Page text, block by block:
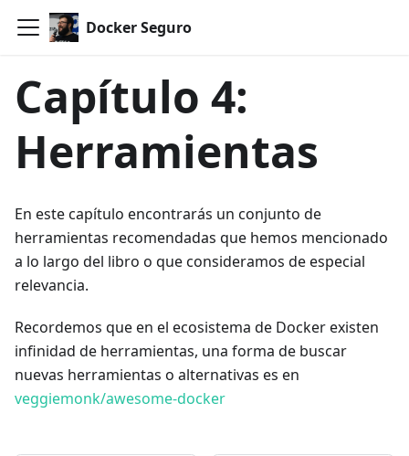
Docker Seguro
Capítulo 4:
Herramientas
En este capítulo encontrarás un conjunto de
herramientas recomendadas que hemos mencionado
a lo largo del libro o que consideramos de especial
relevancia.
Recordemos que en el ecosistema de Docker existen
infinidad de herramientas, una forma de buscar
nuevas herramientas o alternativas es en
veggiemonk/awesome-docker